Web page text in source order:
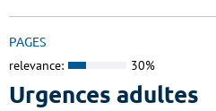
PAGES
relevance: 30%
Urgences adultes